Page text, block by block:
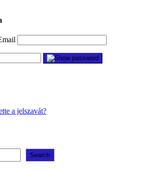
a jelszavát?
Search